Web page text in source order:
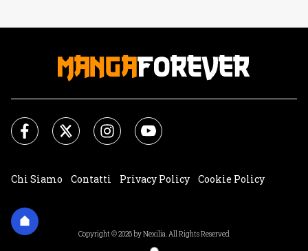
Chi Siamo Contatti Privacy Policy
Cookie Policy
Copyright © 2026 by Nexilia. All Rights Reserved